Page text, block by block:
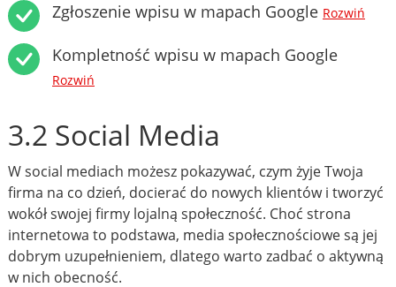
Zgłoszenie wpisu w mapach Google Rozwiń
Kompletność wpisu w mapach Google
Rozwiń
3.2 Social Media
W social mediach możesz pokazywać, czym żyje Twoja
firma na co dzień, docierać do nowych klientów i tworzyć
wokół swojej firmy lojalną społeczność. Choć strona
internetowa to podstawa, media społecznościowe są jej
dobrym uzupełnieniem, dlatego warto zadbać o aktywną
w nich obecność.